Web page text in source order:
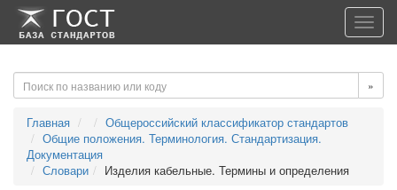
-->-->
»
Главная
Общероссийский классификатор стандартов
Общие положения. Терминология. Стандартизация.
Документация
Словари
Изделия кабельные. Термины и определения